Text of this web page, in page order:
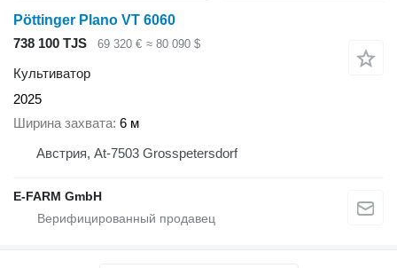
Pöttinger Plano VT 6060
738 100 TJS
69 320 € ≈ 80 090 $
Культиватор
2025
Ширина захвата 6 м
Австрия, At-7503 Grosspetersdorf
E-FARM GmbH